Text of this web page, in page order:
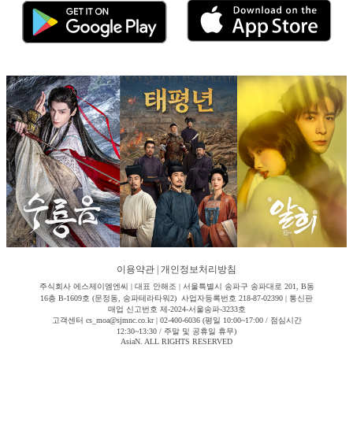
이용약관 개인정보처리방침
주식회사 에스제이엠엔씨 | 대표 안해조 | 서울특별시 송파구 송파대로 201, B동
16층 B-1609호 (문정동, 송파테라타워2) 사업자등록번호 218-87-02390 | 통신판
매업 신고번호 제-2024-서울송파-3233호
고객센터 cs_moa@sjmnc.co.kr | 02-400-6036 (평일 10:00~17:00 / 점심시간
12:30~13:30 / 주말 및 공휴일 휴무)
AsiaN. ALL RIGHTS RESERVED